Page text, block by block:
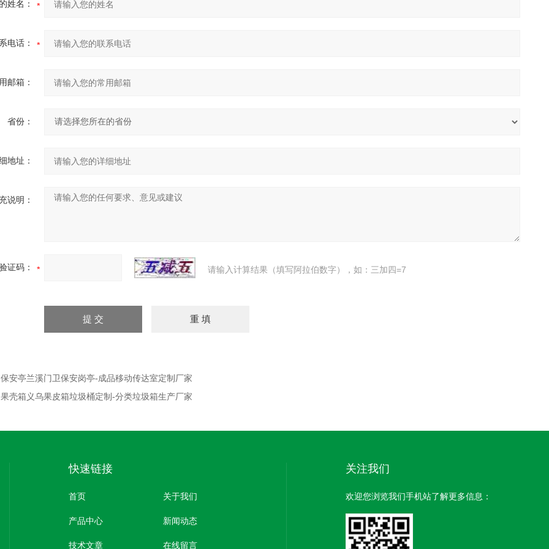
姓名：
电话：
邮箱：
省份：
地址：
说明：
证码： 请输入计算结果（填写阿拉伯数字），如：三加四=7
保安亭兰溪门卫保安岗亭-成品移动传达室定制厂家
果壳箱义乌果皮箱垃圾桶定制-分类垃圾箱生产厂家
快速链接
首页 关于我们
产品中心 新闻动态
技术文章 在线留言
关注我们
欢迎您浏览我们手机站了解更多信息：